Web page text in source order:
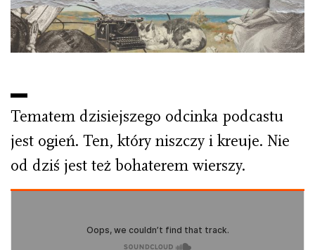
Tematem dzisiejszego odcinka podcastu
jest ogień. Ten, który niszczy i kreuje. Nie
od dziś jest też bohaterem wierszy.